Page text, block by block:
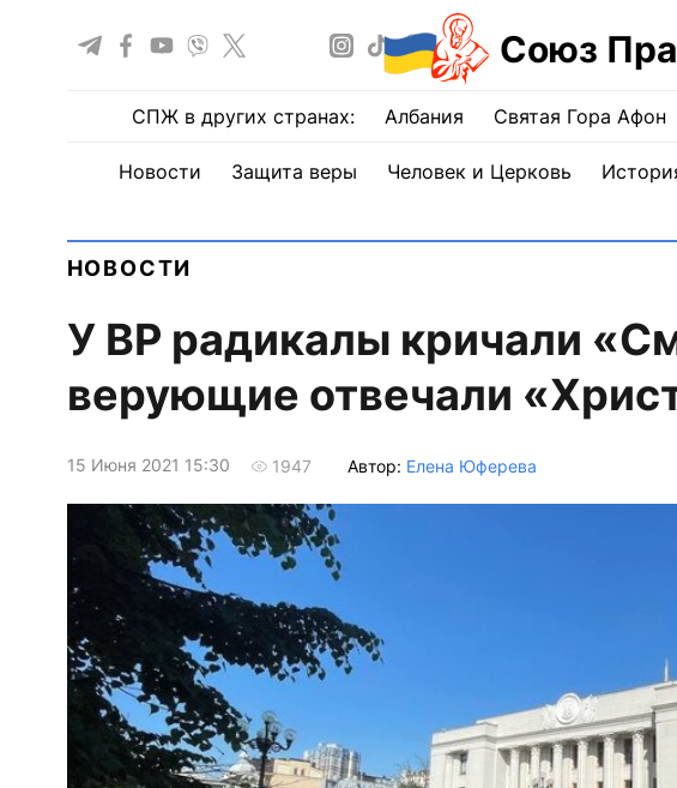
Союз
СПЖ в других странах: Албания Святая Гора Афон
Новости Защита веры Человек и Церковь
НОВОСТИ
У ВР радикалы кричали
верующие отвечали
15 Июня 2021 15:30 1947 Автор: Елена Юферева